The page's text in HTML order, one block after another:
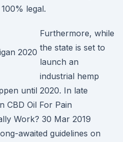
legal.
Furthermore, while
the state is set to
launch an
industrial hemp
until 2020. In late
CBD Oil For Pain
Work? 30 Mar 2019
awaited guidelines on